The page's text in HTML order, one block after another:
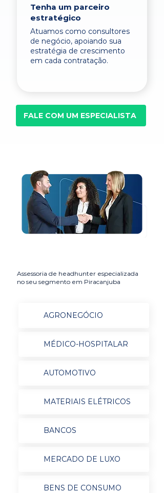
Tenha um parceiro
estratégico
Atuamos como consultores
de negócio, apoiando sua
estratégia de crescimento
em cada contratação.
FALE COM UM ESPECIALISTA
Assessoria de headhunter especializada
no seu segmento em Piracanjuba
AGRONEGÓCIO
MÉDICO-HOSPITALAR
AUTOMOTIVO
MATERIAIS ELÉTRICOS
BANCOS
MERCADO DE LUXO
BENS DE CONSUMO